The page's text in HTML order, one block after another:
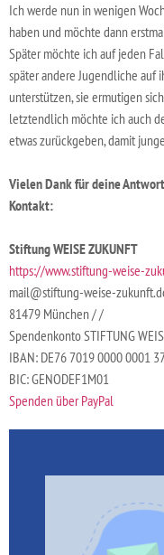
Ich werde nun in wenigen
haben und möchte dann
Später möchte ich auf jeden
später andere Jugendliche auf
unterstützen, sie ermutigen
letztendlich möchte ich auch
etwas zurückgeben, damit
Vielen Dank für deine
Kontakt:
Stiftung WEISE ZUKUNFT
https://www.stiftung-weise-
mail@stiftung-weise-
81479 München / /
Spendenkonto STIFTUNG
IBAN: DE76 7019 0000 0001
BIC: GENODEF1M01
Spenden über PayPal